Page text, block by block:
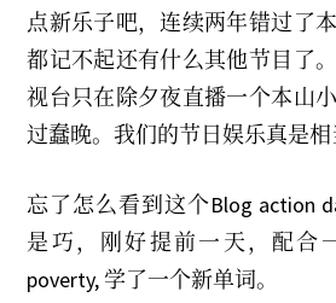
点新乐子吧，连续两年错过了
都记不起还有什么其他节目了
视台只在除夕夜直播一个本山
过蠢晚。我们的节日娱乐真是相
忘了怎么看到这个Blog action
是巧，刚好提前一天，配合
poverty, 学了一个新单词。